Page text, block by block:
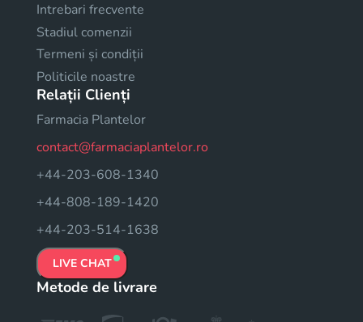
Intrebari frecvente
Stadiul comenzii
Termeni și condiții
Politicile noastre
Relații Clienți
Farmacia Plantelor
contact@farmaciaplantelor.ro
+44-203-608-1340
+44-808-189-1420
+44-203-514-1638
LIVE CHAT
Metode de livrare